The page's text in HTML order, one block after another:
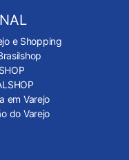
e Shopping
em Varejo
do Varejo